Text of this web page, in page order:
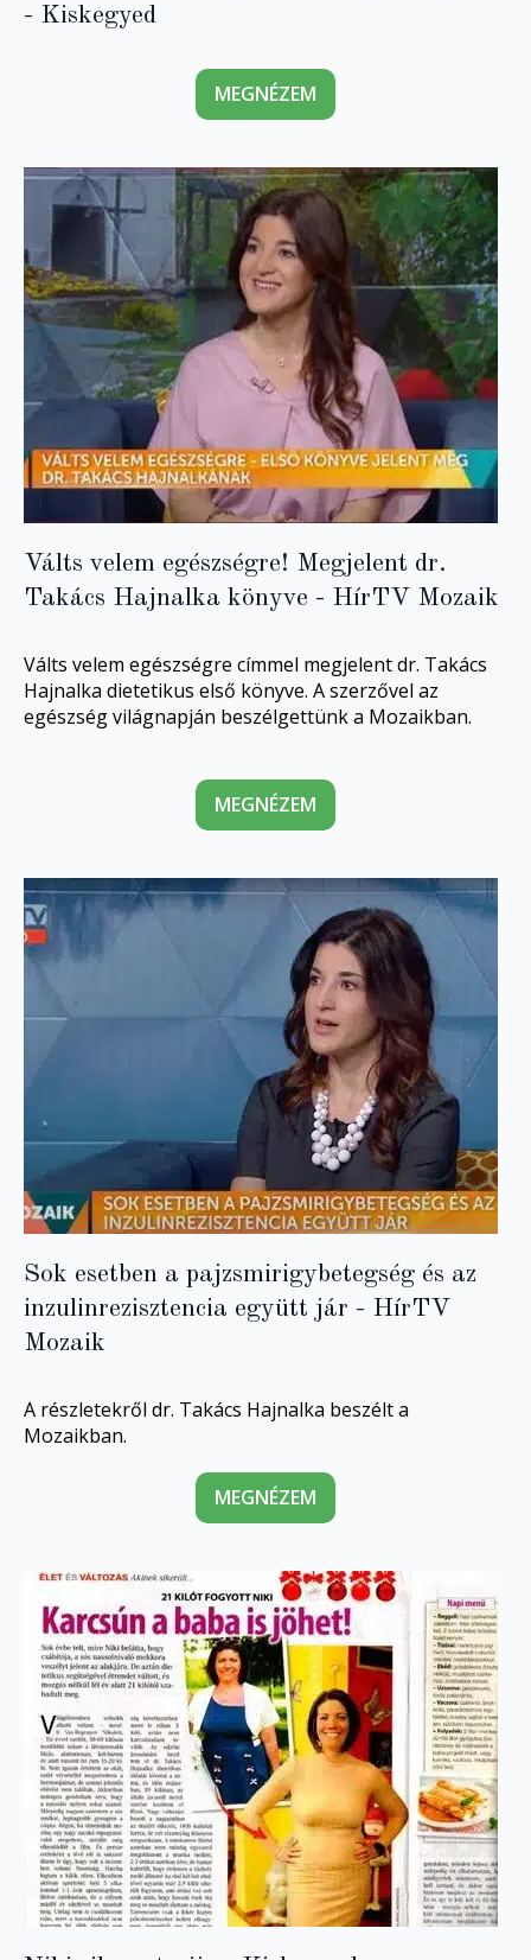
- Kiskegyed
MEGNÉZEM
Válts velem egészségre! Megjelent dr.
Takács Hajnalka könyve - HírTV Mozaik
Válts velem egészségre címmel megjelent dr. Takács
Hajnalka dietetikus első könyve. A szerzővel az
egészség világnapján beszélgettünk a Mozaikban.
MEGNÉZEM
Sok esetben a pajzsmirigybetegség és az
inzulinrezisztencia együtt jár - HírTV
Mozaik
A részletekről dr. Takács Hajnalka beszélt a
Mozaikban.
MEGNÉZEM